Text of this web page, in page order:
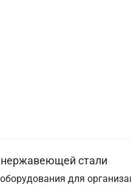
нержавеющей стали
для